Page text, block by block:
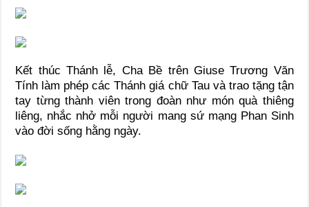
Kết thúc Thánh lễ, Cha Bề trên Giuse Trương Văn
Tính làm phép các Thánh giá chữ Tau và trao tặng tận
tay từng thành viên trong đoàn như món quà thiêng
liêng, nhắc nhở mỗi người mang sứ mạng Phan Sinh
vào đời sống hằng ngày.